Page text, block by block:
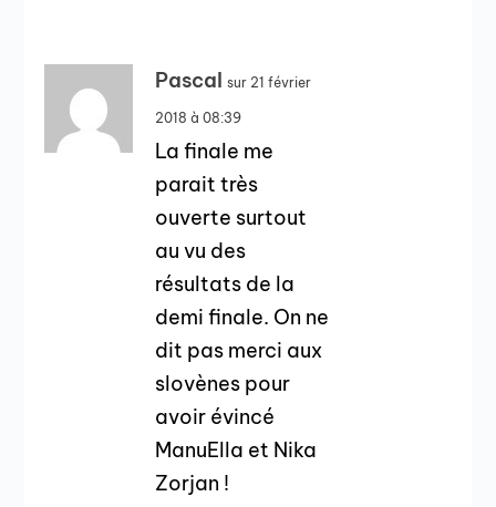
Pascal sur 21 février
2018 à 08:39
La finale me
parait très
ouverte surtout
au vu des
résultats de la
demi finale. On ne
dit pas merci aux
slovènes pour
avoir évincé
ManuElla et Nika
Zorjan !